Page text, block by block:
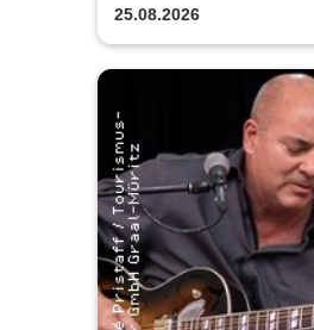
Müritz
25.08.2026